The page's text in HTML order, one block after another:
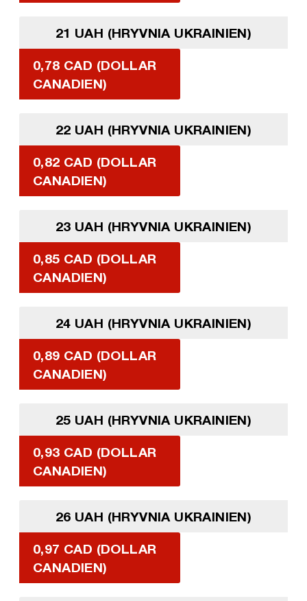
21 UAH (HRYVNIA UKRAINIEN)
0,78 CAD (DOLLAR
CANADIEN)
22 UAH (HRYVNIA UKRAINIEN)
0,82 CAD (DOLLAR
CANADIEN)
23 UAH (HRYVNIA UKRAINIEN)
0,85 CAD (DOLLAR
CANADIEN)
24 UAH (HRYVNIA UKRAINIEN)
0,89 CAD (DOLLAR
CANADIEN)
25 UAH (HRYVNIA UKRAINIEN)
0,93 CAD (DOLLAR
CANADIEN)
26 UAH (HRYVNIA UKRAINIEN)
0,97 CAD (DOLLAR
CANADIEN)